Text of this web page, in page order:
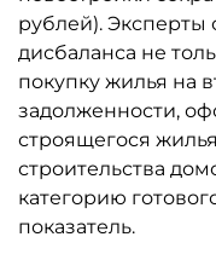
рублей). Эксперты
дисбаланса не
покупку жилья на
задолженности,
строящегося
строительства
категорию
показатель.